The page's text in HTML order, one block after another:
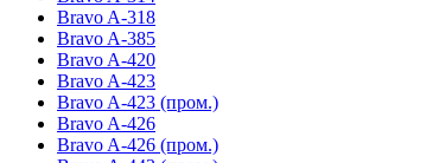
Bravo A-318
Bravo A-385
Bravo A-420
Bravo A-423
Bravo A-423 (пром.)
Bravo A-426
Bravo A-426 (пром.)